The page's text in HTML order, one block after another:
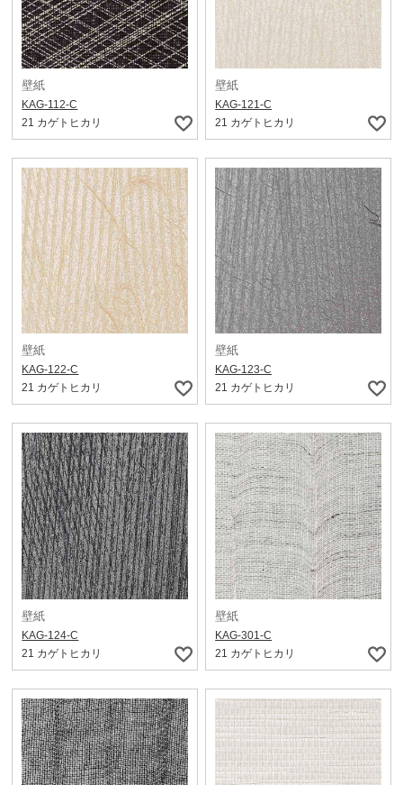
壁紙
KAG-112-C
21 カゲトヒカリ
壁紙
KAG-121-C
21 カゲトヒカリ
壁紙
KAG-122-C
21 カゲトヒカリ
壁紙
KAG-123-C
21 カゲトヒカリ
壁紙
KAG-124-C
21 カゲトヒカリ
壁紙
KAG-301-C
21 カゲトヒカリ